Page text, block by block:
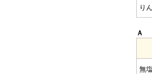
り
Ａ
無